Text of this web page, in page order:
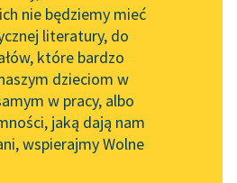
API
OAI-PMH
Widget Wolnych Lektur
Przypisy
nie będziemy mieć
literatury, do
które bardzo
dzieciom w
w pracy, albo
jaką dają nam
wspierajmy Wolne
ród i nazwisko,
Bo dziecięciem od
Niemców byłem w...
Czytaj więcej